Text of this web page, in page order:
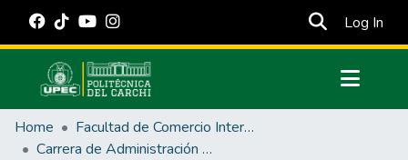
Log In
Communities & Collections
All of DSpace
Home
Facultad de Comercio Internacional, Integración, Administración y Economía Empresarial
Carrera de Administración Pública